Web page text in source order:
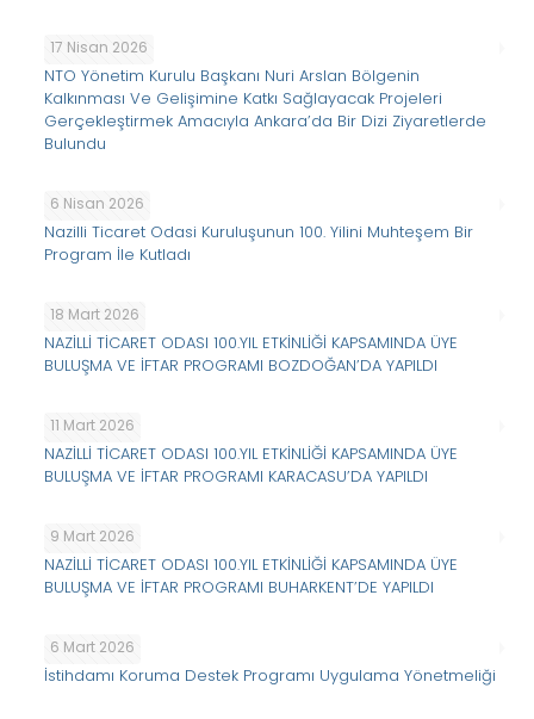
17 Nisan 2026
NTO Yönetim Kurulu Başkanı Nuri Arslan Bölgenin
Kalkınması Ve Gelişimine Katkı Sağlayacak Projeleri
Gerçekleştirmek Amacıyla Ankara’da Bir Dizi Ziyaretlerde
Bulundu
6 Nisan 2026
Nazilli Ticaret Odasi Kuruluşunun 100. Yilini Muhteşem Bir
Program İle Kutladı
18 Mart 2026
NAZİLLİ TİCARET ODASI 100.YIL ETKİNLİĞİ KAPSAMINDA ÜYE
BULUŞMA VE İFTAR PROGRAMI BOZDOĞAN’DA YAPILDI
11 Mart 2026
NAZİLLİ TİCARET ODASI 100.YIL ETKİNLİĞİ KAPSAMINDA ÜYE
BULUŞMA VE İFTAR PROGRAMI KARACASU’DA YAPILDI
9 Mart 2026
NAZİLLİ TİCARET ODASI 100.YIL ETKİNLİĞİ KAPSAMINDA ÜYE
BULUŞMA VE İFTAR PROGRAMI BUHARKENT’DE YAPILDI
6 Mart 2026
İstihdamı Koruma Destek Programı Uygulama Yönetmeliği